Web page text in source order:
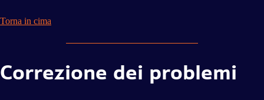
Torna in cima
Correzione dei problemi